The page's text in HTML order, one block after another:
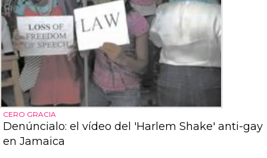
CERO GRACIA
Denúncialo: el vídeo del 'Harlem Shake' anti-gay
en Jamaica